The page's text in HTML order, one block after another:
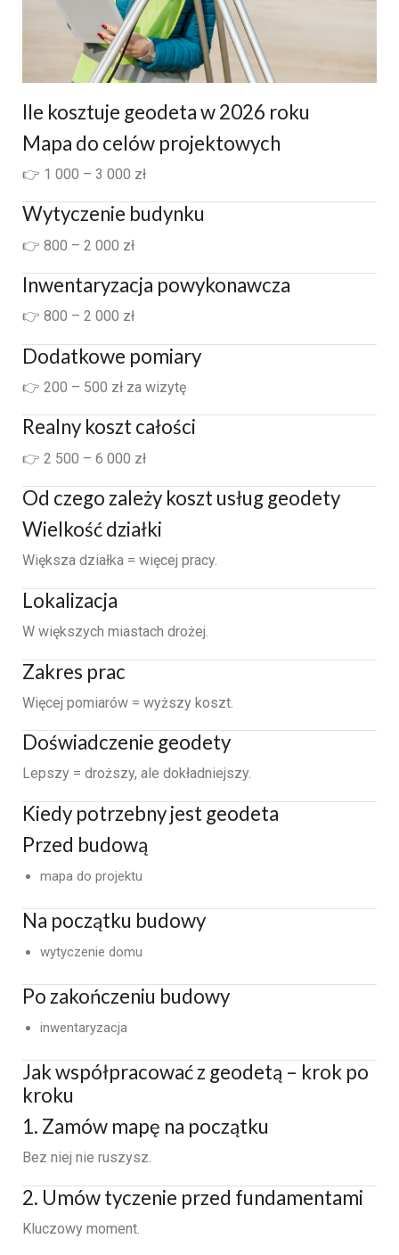
Ile kosztuje geodeta w 2026 roku
Mapa do celów projektowych
👉 1 000 – 3 000 zł
Wytyczenie budynku
👉 800 – 2 000 zł
Inwentaryzacja powykonawcza
👉 800 – 2 000 zł
Dodatkowe pomiary
👉 200 – 500 zł za wizytę
Realny koszt całości
👉 2 500 – 6 000 zł
Od czego zależy koszt usług geodety
Wielkość działki
Większa działka = więcej pracy.
Lokalizacja
W większych miastach drożej.
Zakres prac
Więcej pomiarów = wyższy koszt.
Doświadczenie geodety
Lepszy = droższy, ale dokładniejszy.
Kiedy potrzebny jest geodeta
Przed budową
mapa do projektu
Na początku budowy
wytyczenie domu
Po zakończeniu budowy
inwentaryzacja
Jak współpracować z geodetą – krok po
kroku
1. Zamów mapę na początku
Bez niej nie ruszysz.
2. Umów tyczenie przed fundamentami
Kluczowy moment.